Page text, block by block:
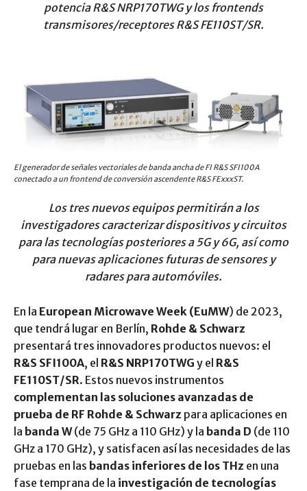
potencia R&S NRP170TWG y los frontends
transmisores/receptores R&S FE110ST/SR.
El generador de señales vectoriales de banda ancha de FI R&S SFI100A
conectado a un frontend de conversión ascendente R&S FExxxST.
Los tres nuevos equipos permitirán a los
investigadores caracterizar dispositivos y circuitos
para las tecnologías posteriores a 5G y 6G, así como
para nuevas aplicaciones futuras de sensores y
radares para automóviles.
En la European Microwave Week (EuMW) de 2023,
que tendrá lugar en Berlín, Rohde & Schwarz
presentará tres innovadores productos nuevos: el
R&S SFI100A, el R&S NRP170TWG y el R&S
FE110ST/SR. Estos nuevos instrumentos
complementan las soluciones avanzadas de
prueba de RF Rohde & Schwarz para aplicaciones en
la banda W(de 75 GHz a 110 GHz) y la banda D (de 110
GHz a 170 GHz), y satisfacen así las necesidades de las
pruebas en las bandas inferiores de los THz en una
fase temprana de la investigación de tecnologías